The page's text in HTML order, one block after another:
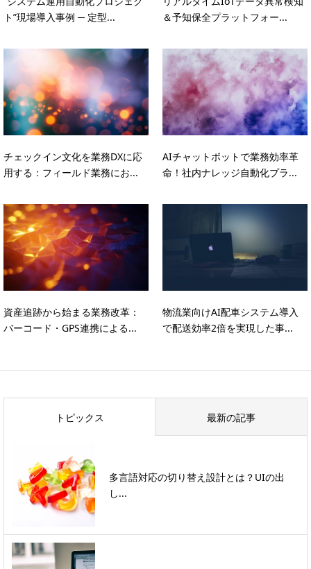
ト”現場導入事例 ─ 定型...
＆予知保全プラットフォー...
チェックイン文化を業務DXに応
用する：フィールド業務にお...
AIチャットボットで業務効率革
命！社内ナレッジ自動化プラ...
資産追跡から始まる業務改革：
バーコード・GPS連携による...
物流業向けAI配車システム導入
で配送効率2倍を実現した事...
トピックス 最新の記事
多言語対応の切り替え設計とは？UIの出
し...